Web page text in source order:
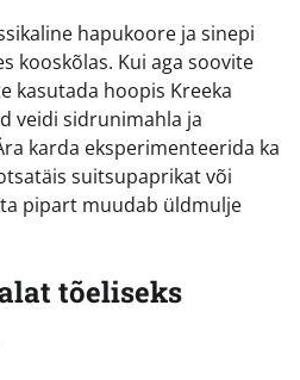
hapukoore ja sinepi
kooskõlas. Kui aga soovite
kasutada hoopis Kreeka
veidi sidrunimahla ja
karda eksperimenteerida ka
suitsupaprikat või
pipart muudab üldmulje
tõeliseks